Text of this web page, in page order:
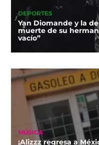
DEPORTES
Yan Diomande y la
muerte de su
vacío”
MÚSICA
¡Alizzz regresa a